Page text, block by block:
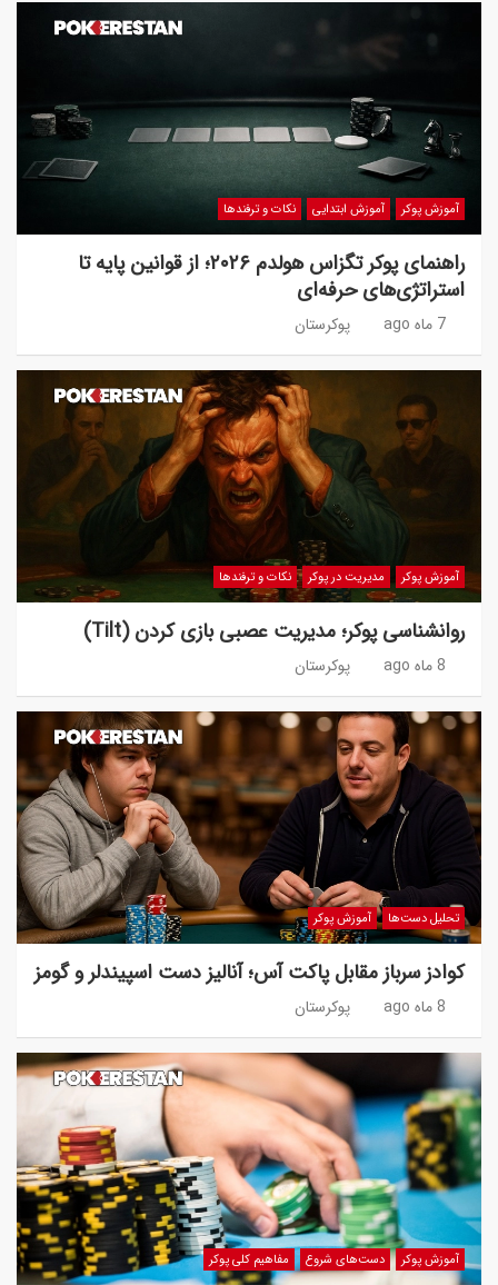
آموزش پوکر آموزش ابتدایی نکات و ترفندها
راهنمای پوکر تگزاس هولدم ۲۰۲۶؛ از قوانین پایه تا
استراتژی‌های حرفه‌ای
7 ماه ago پوکرستان
آموزش پوکر مدیریت در پوکر نکات و ترفندها
روانشناسی پوکر؛ مدیریت عصبی بازی کردن (Tilt)
8 ماه ago پوکرستان
تحلیل دست‌ها آموزش پوکر
کوادز سرباز مقابل پاکت آس؛ آنالیز دست اسپیندلر و گومز
8 ماه ago پوکرستان
آموزش پوکر دست‌های شروع مفاهیم کلی پوکر